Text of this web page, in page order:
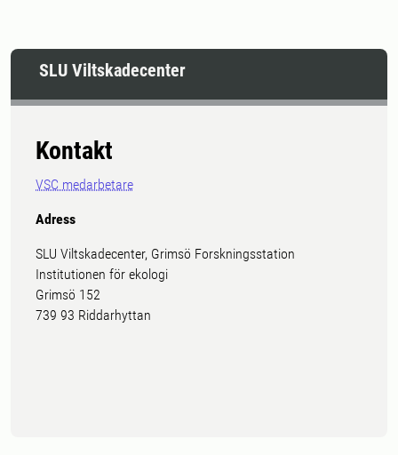
SLU Viltskadecenter
Kontakt
VSC medarbetare
Adress
SLU Viltskadecenter, Grimsö Forskningsstation
Institutionen för ekologi
Grimsö 152
739 93 Riddarhyttan